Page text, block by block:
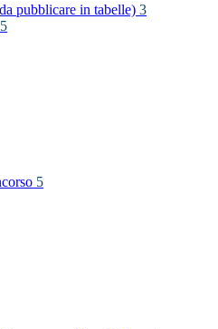
pubblicare in tabelle) 3
5
5